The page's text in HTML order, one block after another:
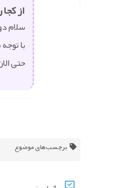
از
سلام
با توجه به
حتی
برچسب‌های موضوع